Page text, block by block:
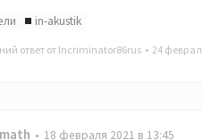
in-akustik
ответ от Incriminator86rus • 24
18 февраля 2021 в 13:45